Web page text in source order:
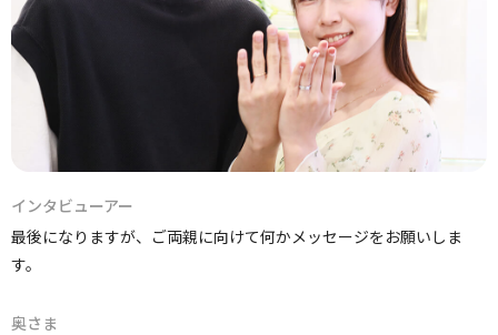
インタビューアー
最後になりますが、ご両親に向けて何かメッセージをお願いしま
す。
奥さま